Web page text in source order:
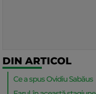
DIN ARTICOL
Ce a spus Ovidiu Sabăus